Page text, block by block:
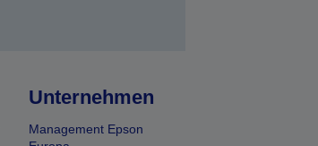
Unternehmen
Management Epson